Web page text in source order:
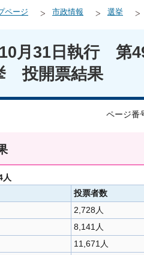
ページ 市政情報 選挙
月31日執行 第
投開票結果
ページ番
投票者数
2,728人
8,141人
11,671人